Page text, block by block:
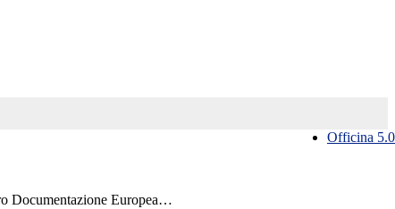
Officina 5.0
Documentazione Europea…